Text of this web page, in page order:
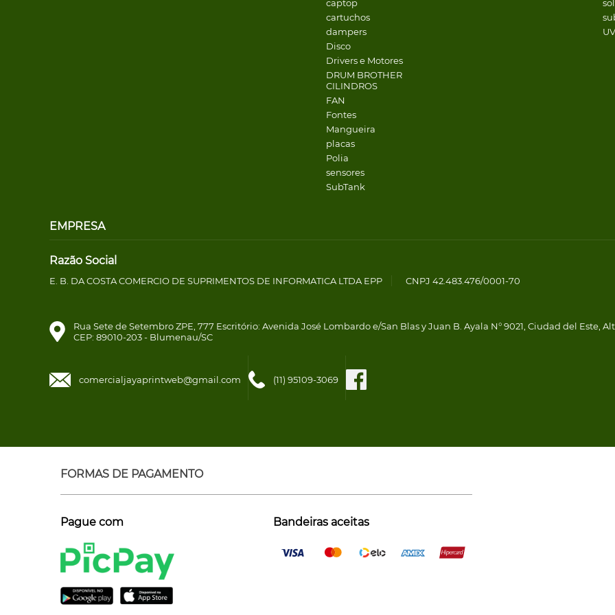
captop
cartuchos
dampers
Disco
Drivers e Motores
DRUM BROTHER
CILINDROS
FAN
Fontes
Mangueira
placas
Polia
sensores
SubTank
UV
EMPRESA
Razão Social
E. B. DA COSTA COMERCIO DE SUPRIMENTOS DE INFORMATICA LTDA EPP CNPJ 42.483.476/0001-70
Rua Sete de Setembro ZPE, 777 Escritório: Avenida José Lombardo e/San Blas y Juan B. Ayala N° 9021, Ciudad del Este,
CEP: 89010-203 - Blumenau/SC
comercialjayaprintweb@gmail.com (11) 95109-3069
FORMAS DE PAGAMENTO
Pague com Bandeiras aceitas